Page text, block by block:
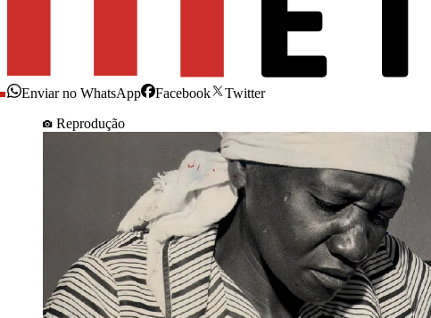
Enviar no WhatsApp Facebook
Twitter
Reprodução